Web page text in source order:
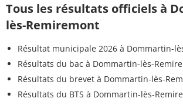
Tous les résultats officiels à
lès-Remiremont
Résultat municipale 2026 à Dommartin-
Résultats du bac à Dommartin-lès-
Résultats du brevet à Dommartin-lès-
Résultats du BTS à Dommartin-lès-